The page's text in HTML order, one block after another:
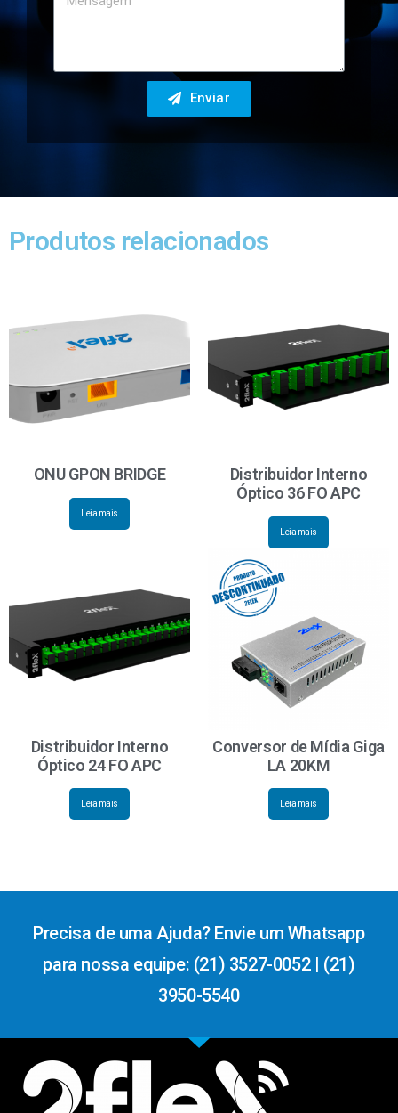
Enviar
Produtos relacionados
ONU GPON BRIDGE
Leia mais
Distribuidor Interno
Óptico 36 FO APC
Leia mais
Distribuidor Interno
Óptico 24 FO APC
Leia mais
Conversor de Mídia Giga
LA 20KM
Leia mais
Precisa de uma Ajuda? Envie um Whatsapp
para nossa equipe: (21) 3527-0052 | (21)
3950-5540